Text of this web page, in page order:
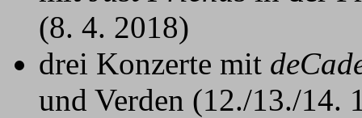
(8. 4. 2018)
drei Konzerte mit
und Verden (12./13./14.